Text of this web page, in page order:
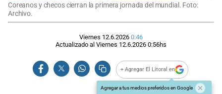
Coreanos y checos cierran la primera jornada del mundial. Foto:
Archivo.
Viernes 12.6.2026 0:46
Actualizado al Viernes 12.6.2026 0:56hs
+ Agregar El Litoral en
Agregar a tus medios preferidos en Google